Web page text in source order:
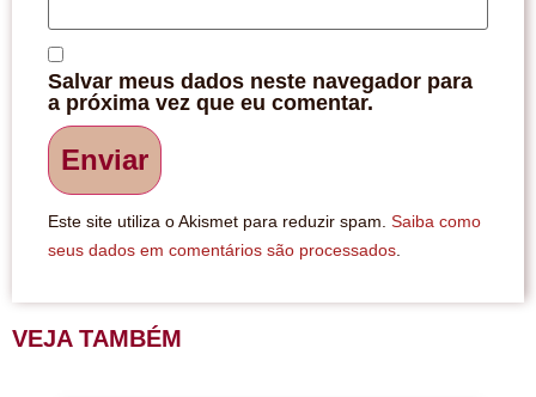
Salvar meus dados neste navegador para
a próxima vez que eu comentar.
Este site utiliza o Akismet para reduzir spam. Saiba como
seus dados em comentários são processados
VEJA TAMBÉM